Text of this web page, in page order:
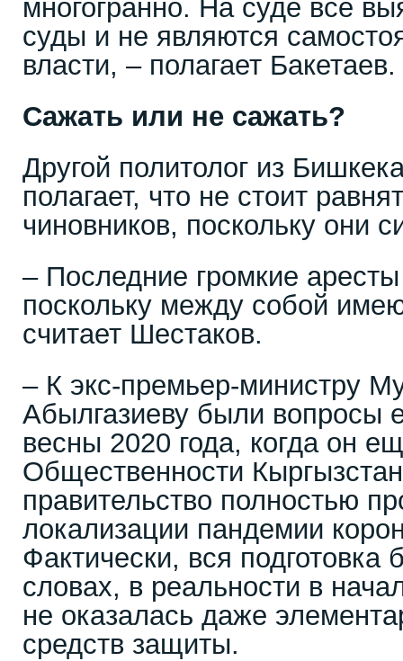
многогранно. На суде все
суды и не являются
власти, – полагает Бакетаев.
Сажать или не сажать?
Другой политолог из
полагает, что не стоит
чиновников, поскольку они
– Последние громкие
поскольку между собой
считает Шестаков.
– К экс-премьер-министру
Абылгазиеву были вопросы
весны 2020 года, когда он
Общественности
правительство полностью
локализации пандемии
Фактически, вся подготовка
словах, в реальности в
не оказалась даже
средств защиты.